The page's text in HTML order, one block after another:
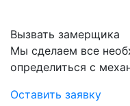
Вызвать замерщика
Мы сделаем все
определиться с
Оставить заявку